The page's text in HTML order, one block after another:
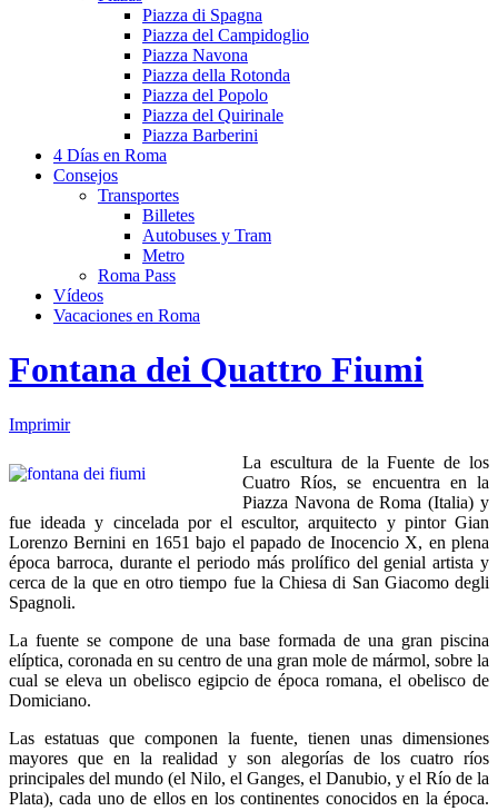
Piazza di Spagna
Piazza del Campidoglio
Piazza Navona
Piazza della Rotonda
Piazza del Popolo
Piazza del Quirinale
Piazza Barberini
4 Días en Roma
Consejos
Transportes
Billetes
Autobuses y Tram
Metro
Roma Pass
Vídeos
Vacaciones en Roma
Fontana dei Quattro Fiumi
Imprimir
La escultura de la Fuente de los
Cuatro Ríos, se encuentra en la
Piazza Navona de Roma (Italia) y
fue ideada y cincelada por el escultor, arquitecto y pintor Gian
Lorenzo Bernini en 1651 bajo el papado de Inocencio X, en plena
época barroca, durante el periodo más prolífico del genial artista y
cerca de la que en otro tiempo fue la Chiesa di San Giacomo degli
Spagnoli.
La fuente se compone de una base formada de una gran piscina
elíptica, coronada en su centro de una gran mole de mármol, sobre la
cual se eleva un obelisco egipcio de época romana, el obelisco de
Domiciano.
Las estatuas que componen la fuente, tienen unas dimensiones
mayores que en la realidad y son alegorías de los cuatro ríos
principales del mundo (el Nilo, el Ganges, el Danubio, y el Río de la
Plata), cada uno de ellos en los continentes conocidos en la época.